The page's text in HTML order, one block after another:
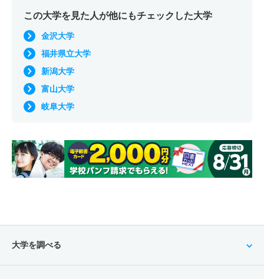
この大学を見た人が他にもチェックした大学
金沢大学
福井県立大学
新潟大学
富山大学
岐阜大学
大学を調べる